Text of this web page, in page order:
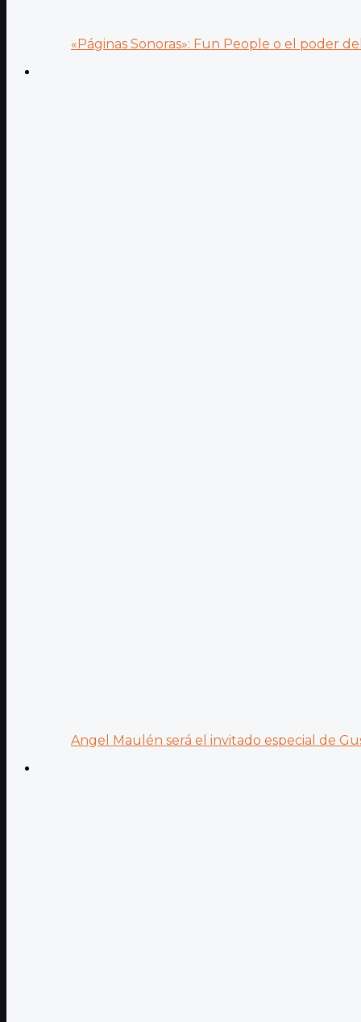
«Páginas Sonoras»: Fun People o el poder
Angel Maulén será el invitado especial de